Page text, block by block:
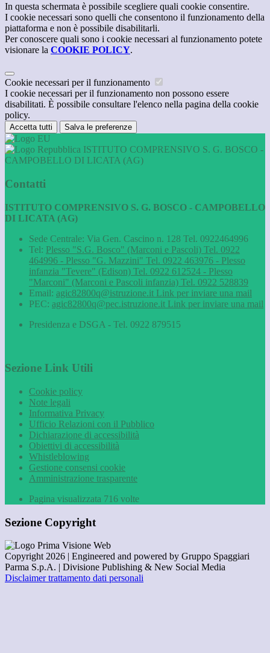
In questa schermata è possibile scegliere quali cookie consentire.
I cookie necessari sono quelli che consentono il funzionamento della
piattaforma e non è possibile disabilitarli.
Per conoscere quali sono i cookie necessari al funzionamento potete
visionare la COOKIE POLICY.
Cookie necessari per il funzionamento
I cookie necessari per il funzionamento non possono essere
disabilitati. È possibile consultare l'elenco nella pagina della cookie
policy.
Accetta tutti Salva le preferenze
ISTITUTO COMPRENSIVO S. G. BOSCO -
CAMPOBELLO DI LICATA (AG)
Contatti
ISTITUTO COMPRENSIVO S. G. BOSCO - CAMPOBELLO
DI LICATA (AG)
Sede Centrale: Via Gen. Cascino n. 128 Tel. 0922464996
Tel: Plesso "S.G. Bosco" (Marconi e Pascoli) Tel. 0922
464996 - Plesso "G. Mazzini" Tel. 0922 463976 - Plesso
infanzia "Tevere" (Edison) Tel. 0922 612524 - Plesso
"Marconi" (Marconi e Pascoli infanzia) Tel. 0922 528839
Email: agic82800q@istruzione.it Link per inviare una mail
PEC: agic82800q@pec.istruzione.it Link per inviare una mail
Presidenza e DSGA - Tel. 0922 879515
Sezione Link Utili
Cookie policy
Note legali
Informativa Privacy
Ufficio Relazioni con il Pubblico
Dichiarazione di accessibilità
Obiettivi di accessibilità
Whistleblowing
Gestione consensi cookie
Amministrazione trasparente
Pagina visualizzata 716 volte
Sezione Copyright
Copyright 2026 | Engineered and powered by Gruppo Spaggiari
Parma S.p.A. | Divisione Publishing & New Social Media
Disclaimer trattamento dati personali